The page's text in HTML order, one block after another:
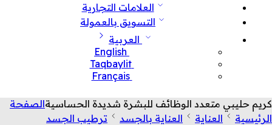
العلامات التجارية
التسويق بالعمولة
العربية
English
Taqbaylit
Français
كريم حليبي متعدد الوظائف للبشرة شديدة الحساسيةالصفحة
الرئيسية
العناية العناية بالجسد ترطيب الجسد